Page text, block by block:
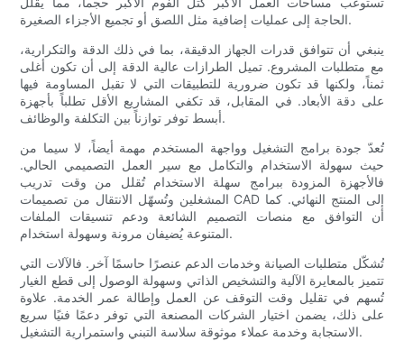
الحاجة إلى عمليات إضافية مثل اللصق أو تجميع الأجزاء الصغيرة.
ينبغي أن تتوافق قدرات الجهاز الدقيقة، بما في ذلك الدقة والتكرارية،
مع متطلبات المشروع. تميل الطرازات عالية الدقة إلى أن تكون أغلى
ثمناً، ولكنها قد تكون ضرورية للتطبيقات التي لا تقبل المساومة فيها
على دقة الأبعاد. في المقابل، قد تكفي المشاريع الأقل تطلباً بأجهزة
أبسط توفر توازناً بين التكلفة والوظائف.
تُعدّ جودة برامج التشغيل وواجهة المستخدم مهمة أيضاً، لا سيما من
حيث سهولة الاستخدام والتكامل مع سير العمل التصميمي الحالي.
فالأجهزة المزودة ببرامج سهلة الاستخدام تُقلل من وقت تدريب
المشغلين وتُسهّل الانتقال من تصميمات CAD إلى المنتج النهائي. كما
أن التوافق مع منصات التصميم الشائعة ودعم تنسيقات الملفات
المتنوعة يُضيفان مرونة وسهولة استخدام.
تُشكّل متطلبات الصيانة وخدمات الدعم عنصرًا حاسمًا آخر. فالآلات التي
تتميز بالمعايرة الآلية والتشخيص الذاتي وسهولة الوصول إلى قطع الغيار
تُسهم في تقليل وقت التوقف عن العمل وإطالة عمر الخدمة. علاوة
على ذلك، يضمن اختيار الشركات المصنعة التي توفر دعمًا فنيًا سريع
الاستجابة وخدمة عملاء موثوقة سلاسة التبني واستمرارية التشغيل.